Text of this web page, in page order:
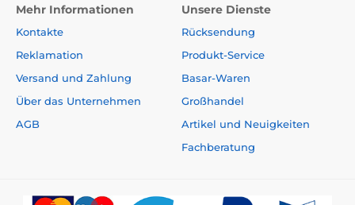
Mehr Informationen
Kontakte
Reklamation
Versand und Zahlung
Über das Unternehmen
AGB
Unsere Dienste
Rücksendung
Produkt-Service
Basar-Waren
Großhandel
Artikel und Neuigkeiten
Fachberatung